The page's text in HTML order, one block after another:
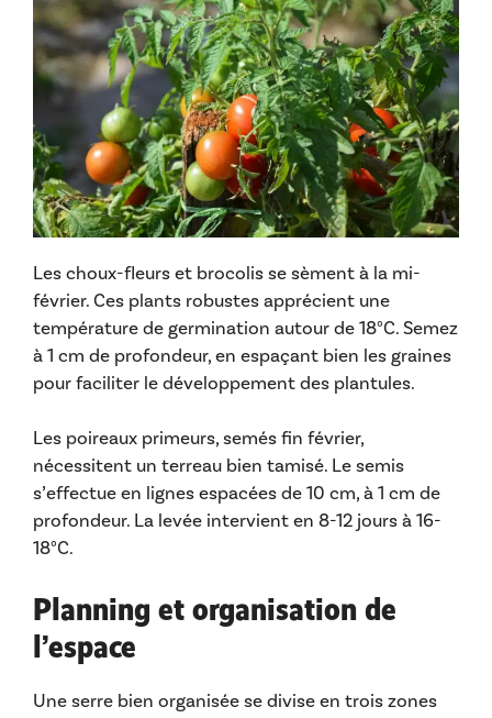
Les choux-fleurs et brocolis se sèment à la mi-
février. Ces plants robustes apprécient une
température de germination autour de 18°C. Semez
à 1 cm de profondeur, en espaçant bien les graines
pour faciliter le développement des plantules.
Les poireaux primeurs, semés fin février,
nécessitent un terreau bien tamisé. Le semis
s’effectue en lignes espacées de 10 cm, à 1 cm de
profondeur. La levée intervient en 8-12 jours à 16-
18°C.
Planning et organisation de
l’espace
Une serre bien organisée se divise en trois zones